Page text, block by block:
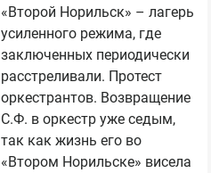
«Второй Норильск» – лагерь
усиленного режима, где
заключенных периодически
расстреливали. Протест
оркестрантов. Возвращение
С.Ф. в оркестр уже седым,
так как жизнь его во
«Втором Норильске» висела